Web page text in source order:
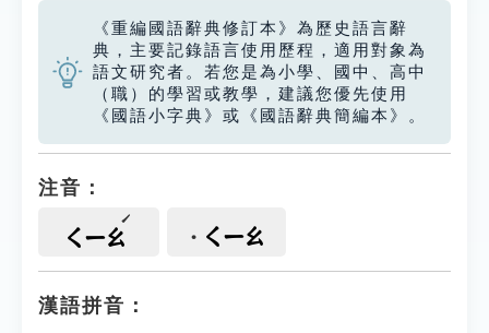
《重編國語辭典修訂本》為歷史語言辭
典，主要記錄語言使用歷程，適用對象為
語文研究者。若您是為小學、國中、高中
（職）的學習或教學，建議您優先使用
《國語小字典》或《國語辭典簡編本》。
注音：
ㄑㄧㄠ ㄑㄧㄠ
漢語拼音：